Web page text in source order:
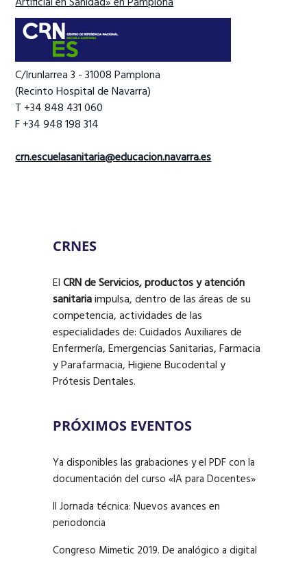
C/Irunlarrea 3 - 31008 Pamplona
(Recinto Hospital de Navarra)
T +34 848 431 060
F +34 948 198 314
crn.escuelasanitaria@educacion.navarra.es
CRNES
ElCRN de Servicios, productos y atención
sanitariaimpulsa, dentro de las áreas de su
competencia, actividades de las
especialidades de: Cuidados Auxiliares de
Enfermería, Emergencias Sanitarias, Farmacia
y Parafarmacia, Higiene Bucodental y
Prótesis Dentales.
PRÓXIMOS EVENTOS
Ya disponibles las grabaciones y el PDF con la
documentación del curso «IA para Docentes»
II Jornada técnica: Nuevos avances en
periodoncia
Congreso Mimetic 2019. De analógico a digital